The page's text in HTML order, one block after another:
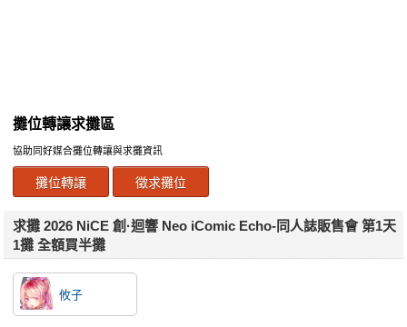
交流中心
攤位轉讓區
會員功能選單
會員中心
註冊會員
攤位轉讓求攤區
協助同好媒合攤位轉讓與求攤資訊
攤位轉讓 徵求攤位
求攤 2026 NiCE 創·迴響 Neo iComic Echo-同人誌販售會 第1天
1攤 全額買半攤
攸子